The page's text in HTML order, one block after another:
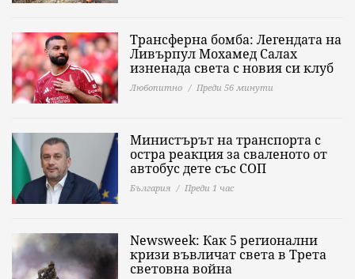
Трансферна бомба: Легендата на
Ливърпул Мохамед Салах
изненада света с новия си клуб
Любопитно Преди 56 минути
Министърът на транспорта с
остра реакция за сваленото от
автобус дете със СОП
България Преди 1 час
Newsweek: Как 5 регионални
кризи въвличат света в Трета
световна война